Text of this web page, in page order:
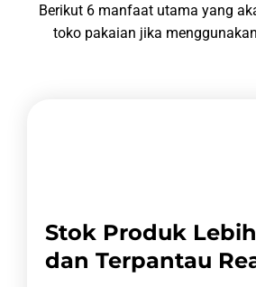
Berikut 6 manfaat utama yang
toko pakaian jika menggunakan
Stok Produk
dan Terpantau